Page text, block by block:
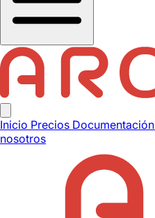
Inicio Precios Documentación
nosotros